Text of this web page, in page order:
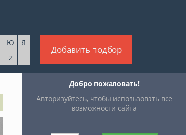
Ю
Я
Z
Добавить подбор
Добро пожаловать!
Авторизуйтесь, чтобы использовать все
возможности сайта